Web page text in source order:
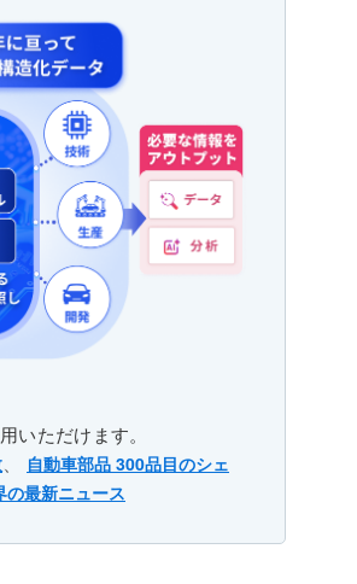
いただけます。
、
自動車部品 300品目のシェ
の最新ニュース